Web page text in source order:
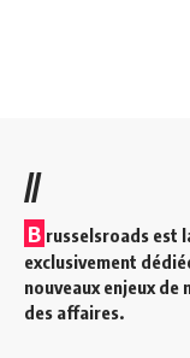
//
B russelsroads est
exclusivement
nouveaux enjeux
des affaires.